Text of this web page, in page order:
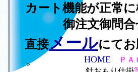
カート機能が正常
御注文御問
直接メールにてお
HOME
ＰＡ
＞